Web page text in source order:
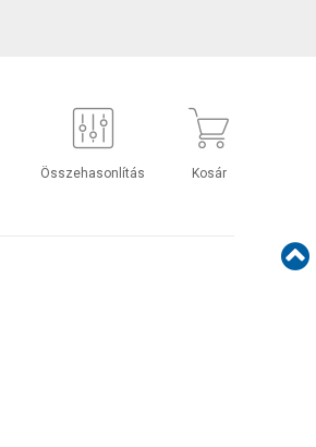
Összehasonlítás Kosár